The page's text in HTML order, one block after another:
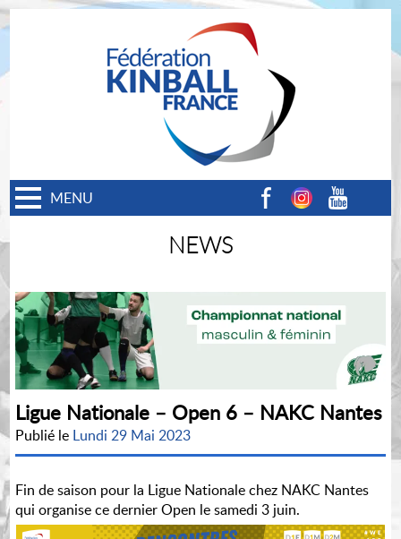
MENU
NEWS
Ligue Nationale – Open 6 – NAKC Nantes
Publié le Lundi 29 Mai 2023
Fin de saison pour la Ligue Nationale chez NAKC Nantes
qui organise ce dernier Open le samedi 3 juin.